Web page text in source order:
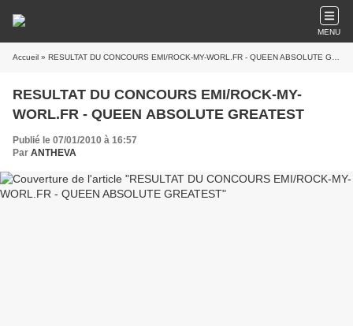
MENU
Accueil » RESULTAT DU CONCOURS EMI/ROCK-MY-WORL.FR - QUEEN ABSOLUTE GREATEST
RESULTAT DU CONCOURS EMI/ROCK-MY-
WORL.FR - QUEEN ABSOLUTE GREATEST
Publié le 07/01/2010 à 16:57
Par ANTHEVA